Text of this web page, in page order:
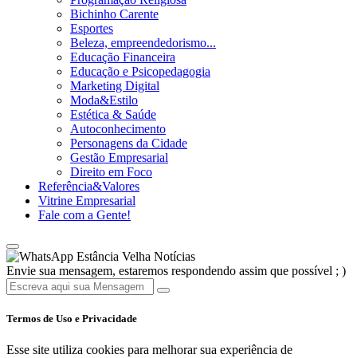
Bichinho Carente
Esportes
Beleza, empreendedorismo...
Educação Financeira
Educação e Psicopedagogia
Marketing Digital
Moda&Estilo
Estética & Saúde
Autoconhecimento
Personagens da Cidade
Gestão Empresarial
Direito em Foco
Referência&Valores
Vitrine Empresarial
Fale com a Gente!
Estância Velha Notícias
Envie sua mensagem, estaremos respondendo assim que possível ; )
Termos de Uso e Privacidade
Esse site utiliza cookies para melhorar sua experiência de